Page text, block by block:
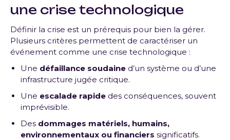
une crise technologique
Définir la crise est un prérequis pour bien la gérer.
Plusieurs critères permettent de caractériser un
événement comme une crise technologique :
Une défaillance soudaine d’un système ou d’une
infrastructure jugée critique.
Une escalade rapide des conséquences, souvent
imprévisible.
Des dommages matériels, humains,
environnementaux ou financiers significatifs.